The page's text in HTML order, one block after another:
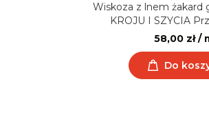
Wiskoza z lnem żakard
KROJU I SZYCIA
58,00 zł /
Do